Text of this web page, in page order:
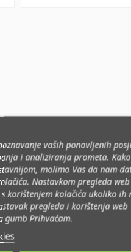
vaših ponovljenih
i analiziranja prometa. Kako
molimo Vas da nam
Nastavkom pregleda web
korištenjem kolačića ukoliko ih
pregleda i korištenja web
gumb Prihvaćam.